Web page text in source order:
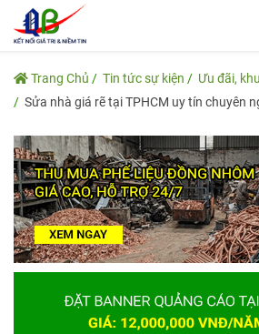
Trang Chủ Tin tức sự kiện
Ưu đãi,
Sửa nhà giá rẽ tại TPHCM uy tín chuyên